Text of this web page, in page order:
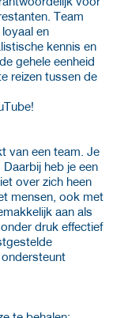
Team
en
kennis en
gehele eenheid
reizen tussen de
van een team. Je
heb je een
over zich heen
mensen, ook met
aan als
druk effectief